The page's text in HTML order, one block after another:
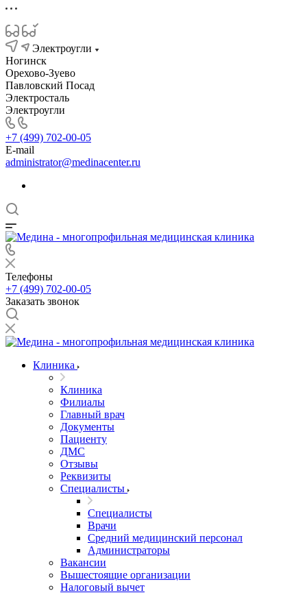
Электроугли
Ногинск
Орехово-Зуево
Павловский Посад
Электросталь
Электроугли
+7 (499) 702-00-05
E-mail
administrator@medinacenter.ru
Телефоны
+7 (499) 702-00-05
Заказать звонок
Клиника
Клиника
Филиалы
Главный врач
Документы
Пациенту
ДМС
Отзывы
Реквизиты
Специалисты
Специалисты
Врачи
Средний медицинский персонал
Администраторы
Вакансии
Вышестоящие организации
Налоговый вычет